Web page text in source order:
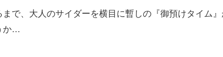
で、大人のサイダーを横目に暫しの『御預けタイム』
か…